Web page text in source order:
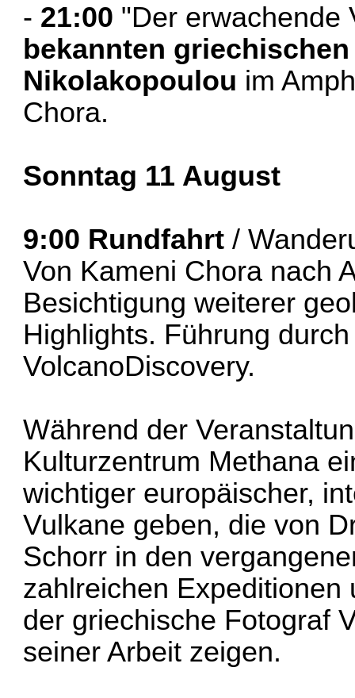
- 21:00 "Der erwachende
bekannten
Nikolakopoulou im
Chora.
Sonntag 11 August
9:00 Rundfahrt/
Von Kameni Chora nach
Besichtigung weiterer
Highlights. Führung
VolcanoDiscovery.
Während der
Kulturzentrum Methana
wichtiger europäischer,
Vulkane geben, die von
Schorr in den
zahlreichen Expeditionen
der griechische Fotograf
seiner Arbeit zeigen.